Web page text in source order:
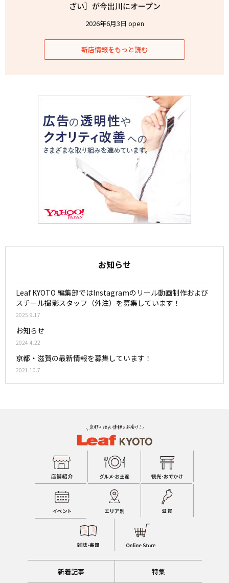
ざい］が今出川にオープン
2026年6月3日 open
新店情報をもっと読む
お知らせ
Leaf KYOTO 編集部ではInstagramのリール動画制作および
スチール撮影スタッフ（外注）を募集しています！
2025.9.17
お知らせ
2024.4.22
京都・滋賀の最新情報を募集しています！
2021.10.7
新着記事 特集